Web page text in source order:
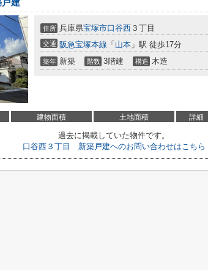
建
住所 兵庫県宝塚市口谷西 ３丁目
交通 阪急宝塚本線 「 山本 」駅 徒歩17分
築年 新築 階数 3階建 構造 木造
建物面積 土地面積 詳細
過去に掲載していた物件です。
口谷西３丁目 新築戸建へのお問い合わせはこちら